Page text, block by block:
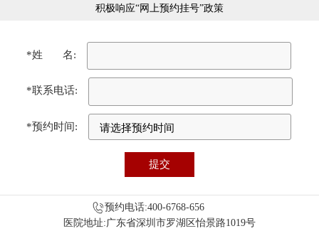
积极响应“网上预约挂号”政策
*姓 名:
*联系电话:
*预约时间:
预约电话:400-6768-656
医院地址:广东省深圳市罗湖区怡景路1019号